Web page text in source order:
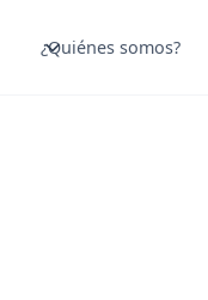
¿Quiénes somos?